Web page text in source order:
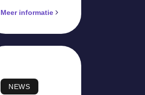
Meer informatie
NEWS